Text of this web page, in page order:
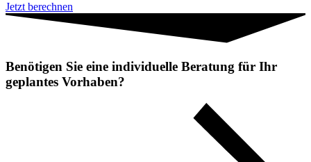
Jetzt berechnen
Benötigen Sie eine individuelle Beratung für Ihr
geplantes Vorhaben?